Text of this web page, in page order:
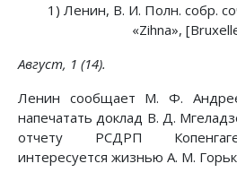
1) Ленин, В. И. Полн. собр.
«Zihna»,
Август, 1 (14).
Ленин сообщает М. Ф.
напечатать доклад В. Д.
отчету РСДРП
интересуется жизнью А. М.